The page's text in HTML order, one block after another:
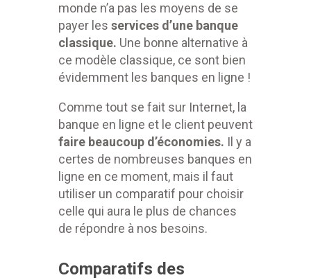
monde n’a pas les moyens de se
payer les services d’une banque
classique. Une bonne alternative à
ce modèle classique, ce sont bien
évidemment les banques en ligne !
Comme tout se fait sur Internet, la
banque en ligne et le client peuvent
faire beaucoup d’économies. Il y a
certes de nombreuses banques en
ligne en ce moment, mais il faut
utiliser un comparatif pour choisir
celle qui aura le plus de chances
de répondre à nos besoins.
Comparatifs des